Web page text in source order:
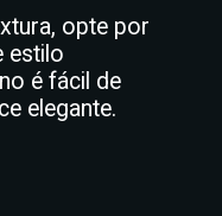
opte por
estilo
é fácil de
elegante.